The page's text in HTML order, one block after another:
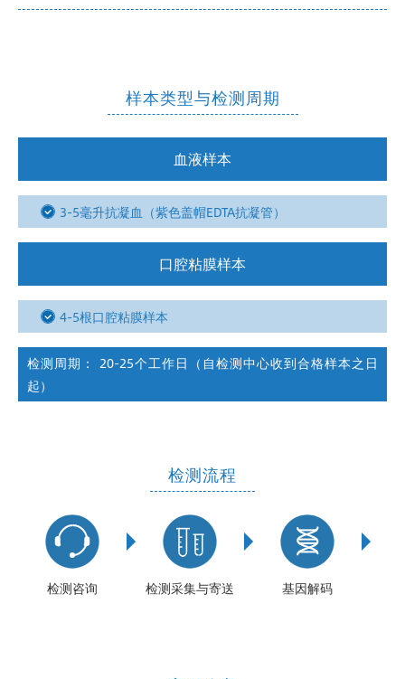
样本类型与检测周期
血液样本
3-5毫升抗凝血（紫色盖帽EDTA抗凝管）
口腔粘膜样本
4-5根口腔粘膜样本
检测周期： 20-25个工作日（自检测中心收到合格样本之日
起）
检测流程
检测咨询 检测采集与寄送 基因解码